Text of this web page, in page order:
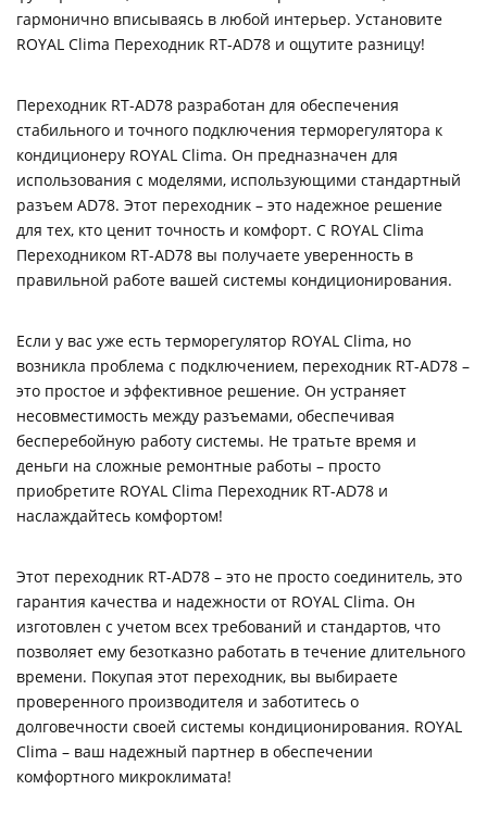
гармонично вписываясь в любой интерьер. Установите
ROYAL Clima Переходник RT-AD78 и ощутите разницу!
Переходник RT-AD78 разработан для обеспечения
стабильного и точного подключения терморегулятора к
кондиционеру ROYAL Clima. Он предназначен для
использования с моделями, использующими стандартный
разъем AD78. Этот переходник – это надежное решение
для тех, кто ценит точность и комфорт. С ROYAL Clima
Переходником RT-AD78 вы получаете уверенность в
правильной работе вашей системы кондиционирования.
Если у вас уже есть терморегулятор ROYAL Clima, но
возникла проблема с подключением, переходник RT-AD78 –
это простое и эффективное решение. Он устраняет
несовместимость между разъемами, обеспечивая
бесперебойную работу системы. Не тратьте время и
деньги на сложные ремонтные работы – просто
приобретите ROYAL Clima Переходник RT-AD78 и
наслаждайтесь комфортом!
Этот переходник RT-AD78 – это не просто соединитель, это
гарантия качества и надежности от ROYAL Clima. Он
изготовлен с учетом всех требований и стандартов, что
позволяет ему безотказно работать в течение длительного
времени. Покупая этот переходник, вы выбираете
проверенного производителя и заботитесь о
долговечности своей системы кондиционирования. ROYAL
Clima – ваш надежный партнер в обеспечении
комфортного микроклимата!